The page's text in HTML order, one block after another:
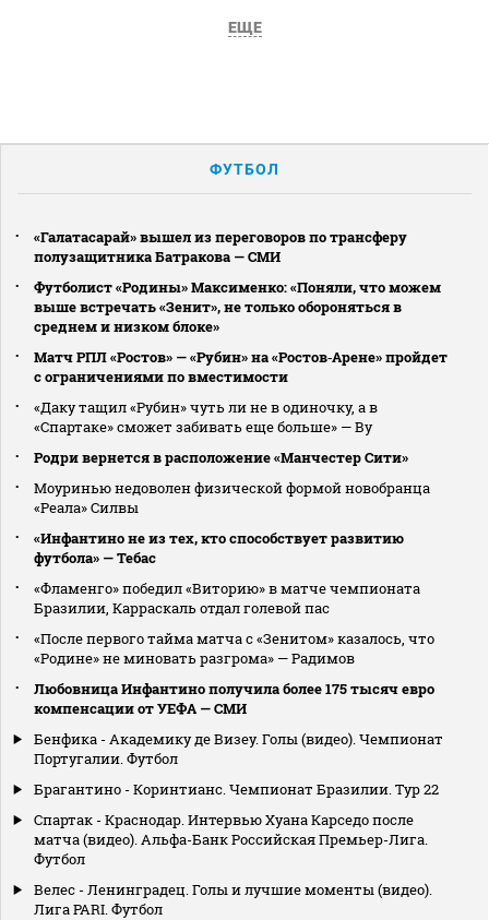
ЕЩЕ
ФУТБОЛ
«Галатасарай» вышел из переговоров по трансферу
полузащитника Батракова — СМИ
Футболист «Родины» Максименко: «Поняли, что можем
выше встречать «Зенит», не только обороняться в
среднем и низком блоке»
Матч РПЛ «Ростов» — «Рубин» на «Ростов‑Арене» пройдет
с ограничениями по вместимости
«Даку тащил «Рубин» чуть ли не в одиночку, а в
«Спартаке» сможет забивать еще больше» — Ву
Родри вернется в расположение «Манчестер Сити»
Моуринью недоволен физической формой новобранца
«Реала» Силвы
«Инфантино не из тех, кто способствует развитию
футбола» — Тебас
«Фламенго» победил «Виторию» в матче чемпионата
Бразилии, Карраскаль отдал голевой пас
«После первого тайма матча с «Зенитом» казалось, что
«Родине» не миновать разгрома» — Радимов
Любовница Инфантино получила более 175 тысяч евро
компенсации от УЕФА — СМИ
Бенфика - Академику де Визеу. Голы (видео). Чемпионат
Португалии. Футбол
Брагантино - Коринтианс. Чемпионат Бразилии. Тур 22
Спартак - Краснодар. Интервью Хуана Карседо после
матча (видео). Альфа-Банк Российская Премьер-Лига.
Футбол
Велес - Ленинградец. Голы и лучшие моменты (видео).
Лига PARI. Футбол